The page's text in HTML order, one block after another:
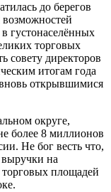
до берегов
густонаселённых
торговых
совету директоров
итогам года
вновь открывшимися
округе,
более 8 миллионов
Не бог весть что,
выручки на
торговых площадей